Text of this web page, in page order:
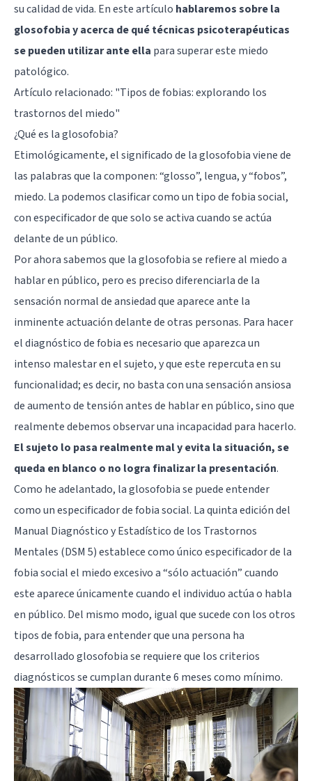
su calidad de vida. En este artículo hablaremos sobre la
glosofobia y acerca de qué técnicas psicoterapéuticas
se pueden utilizar ante ella para superar este miedo
patológico.
Artículo relacionado: "Tipos de fobias: explorando los
trastornos del miedo"
¿Qué es la glosofobia?
Etimológicamente, el significado de la glosofobia viene de
las palabras que la componen: “glosso”, lengua, y “fobos”,
miedo. La podemos clasificar como un tipo de fobia social,
con especificador de que solo se activa cuando se actúa
delante de un público.
Por ahora sabemos que la glosofobia se refiere al miedo a
hablar en público, pero es preciso diferenciarla de la
sensación normal de ansiedad que aparece ante la
inminente actuación delante de otras personas. Para hacer
el diagnóstico de fobia es necesario que aparezca un
intenso malestar en el sujeto, y que este repercuta en su
funcionalidad; es decir, no basta con una sensación ansiosa
de aumento de tensión antes de hablar en público, sino que
realmente debemos observar una incapacidad para hacerlo.
El sujeto lo pasa realmente mal y evita la situación, se
queda en blanco o no logra finalizar la presentación.
Como he adelantado, la glosofobia se puede entender
como un especificador de fobia social. La quinta edición del
Manual Diagnóstico y Estadístico de los Trastornos
Mentales (DSM 5) establece como único especificador de la
fobia social el miedo excesivo a “sólo actuación” cuando
este aparece únicamente cuando el individuo actúa o habla
en público. Del mismo modo, igual que sucede con los otros
tipos de fobia, para entender que una persona ha
desarrollado glosofobia se requiere que los criterios
diagnósticos se cumplan durante 6 meses como mínimo.